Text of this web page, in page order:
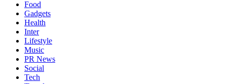
Food
Gadgets
Health
Inter
Lifestyle
Music
PR News
Social
Tech